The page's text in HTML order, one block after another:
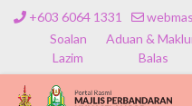
+603 6064 1331
Soalan
Lazim
Aduan &
Balas